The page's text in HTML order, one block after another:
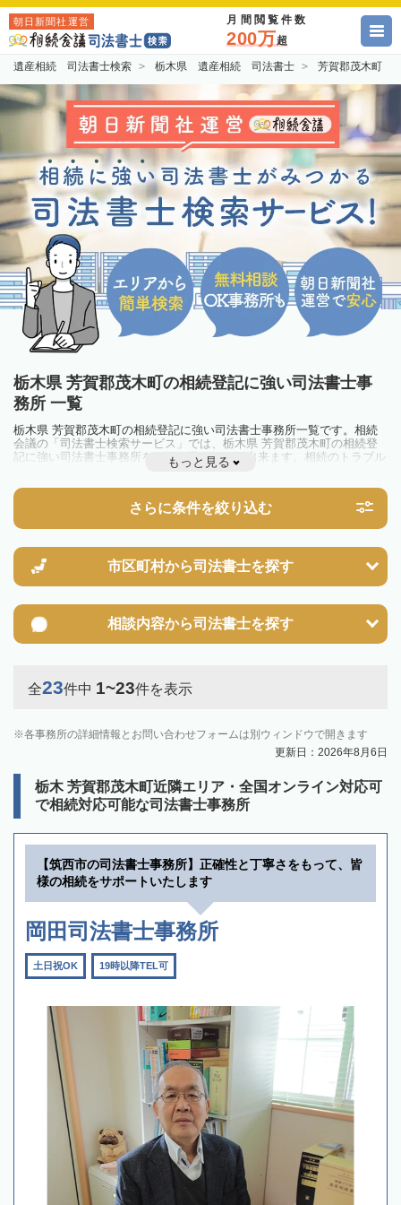
朝日新聞社運営 月間閲覧件数
200万超
遺産相続 司法書士検索 栃木県 遺産相続 司法書士 芳賀郡茂木町
栃木県 芳賀郡茂木町の相続登記に強い司法書士事
務所 一覧
栃木県 芳賀郡茂木町の相続登記に強い司法書士事務所一覧です。相続
会議の「司法書士検索サービス」では、栃木県 芳賀郡茂木町の相続登
記に強い司法書士事務所を一覧で見ることが出来ます。相続のトラブル
やお悩みを抱えている方は一度近隣の司法書士に相談してみましょう。
不動産を相続した場合、相続を知った日から3年以内に登記しないと、
10万円以下の過料が科せられるため、速やかな手続きが必要です。義務
化前の相続も対象となるため注意しましょう。
す。その他の相続手続きも任せることが可能です。
また、義務化に伴い、相続人申告登記制度が創設されました。遺産分割
の話し合いがまとまらず登記できない場合は、この制度の活用を検討し
もっと見る
さらに条件を絞り込む
市区町村から司法書士を探す
相談内容から司法書士を探す
全23件中 1~23件を表示
各事務所の詳細情報とお問い合わせフォームは別ウィンドウで開きます
更新日：2026年8月6日
栃木 芳賀郡茂木町近隣エリア・全国オンライン対応可
で相続対応可能な司法書士事務所
【筑西市の司法書士事務所】正確性と丁寧さをもって、皆
様の相続をサポートいたします
岡田司法書士事務所
土日祝OK 19時以降TEL可